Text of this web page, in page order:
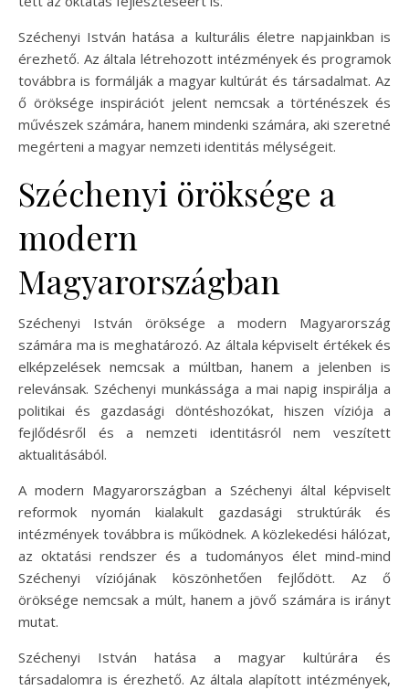
Széchenyi István hatása a kulturális életre napjainkban is
érezhető. Az általa létrehozott intézmények és programok
továbbra is formálják a magyar kultúrát és társadalmat. Az
ő öröksége inspirációt jelent nemcsak a történészek és
művészek számára, hanem mindenki számára, aki szeretné
megérteni a magyar nemzeti identitás mélységeit.
Széchenyi öröksége a
modern
Magyarországban
Széchenyi István öröksége a modern Magyarország
számára ma is meghatározó. Az általa képviselt értékek és
elképzelések nemcsak a múltban, hanem a jelenben is
relevánsak. Széchenyi munkássága a mai napig inspirálja a
politikai és gazdasági döntéshozókat, hiszen víziója a
fejlődésről és a nemzeti identitásról nem veszített
aktualitásából.
A modern Magyarországban a Széchenyi által képviselt
reformok nyomán kialakult gazdasági struktúrák és
intézmények továbbra is működnek. A közlekedési hálózat,
az oktatási rendszer és a tudományos élet mind-mind
Széchenyi víziójának köszönhetően fejlődött. Az ő
öröksége nemcsak a múlt, hanem a jövő számára is irányt
mutat.
Széchenyi István hatása a magyar kultúrára és
társadalomra is érezhető. Az általa alapított intézmények,